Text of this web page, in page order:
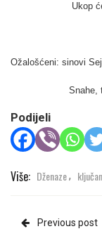
Ukop
Ožalošćeni: sinovi
Snahe,
Podijeli
Više: Dženaze,
Previous post